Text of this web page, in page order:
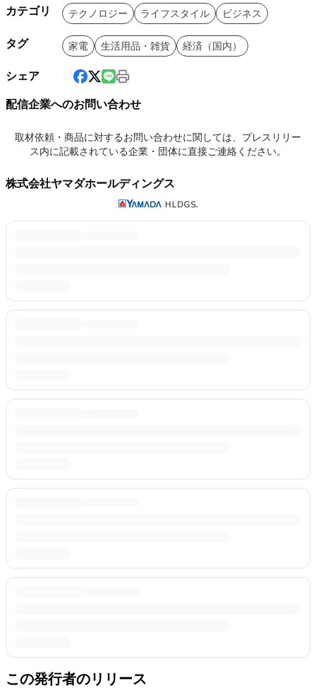
カテゴリ テクノロジー ライフスタイル ビジネス
タグ 家電 生活用品・雑貨 経済（国内）
シェア
配信企業へのお問い合わせ
取材依頼・商品に対するお問い合わせに関しては、プレスリリー
ス内に記載されている企業・団体に直接ご連絡ください。
株式会社ヤマダホールディングス
この発行者のリリース